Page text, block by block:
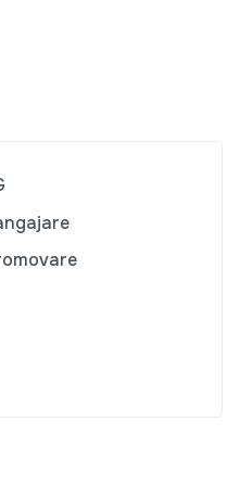
JUDICIAR